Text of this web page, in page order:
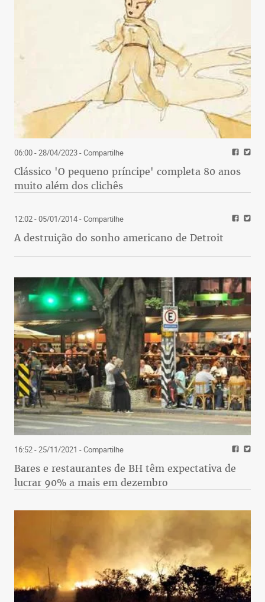
06:00 - 28/04/2023- Compartilhe
Clássico 'O pequeno príncipe' completa 80 anos
muito além dos clichês
12:02 - 05/01/2014- Compartilhe
A destruição do sonho americano de Detroit
16:52 - 25/11/2021 - Compartilhe
Bares e restaurantes de BH têm expectativa de
lucrar 90% a mais em dezembro